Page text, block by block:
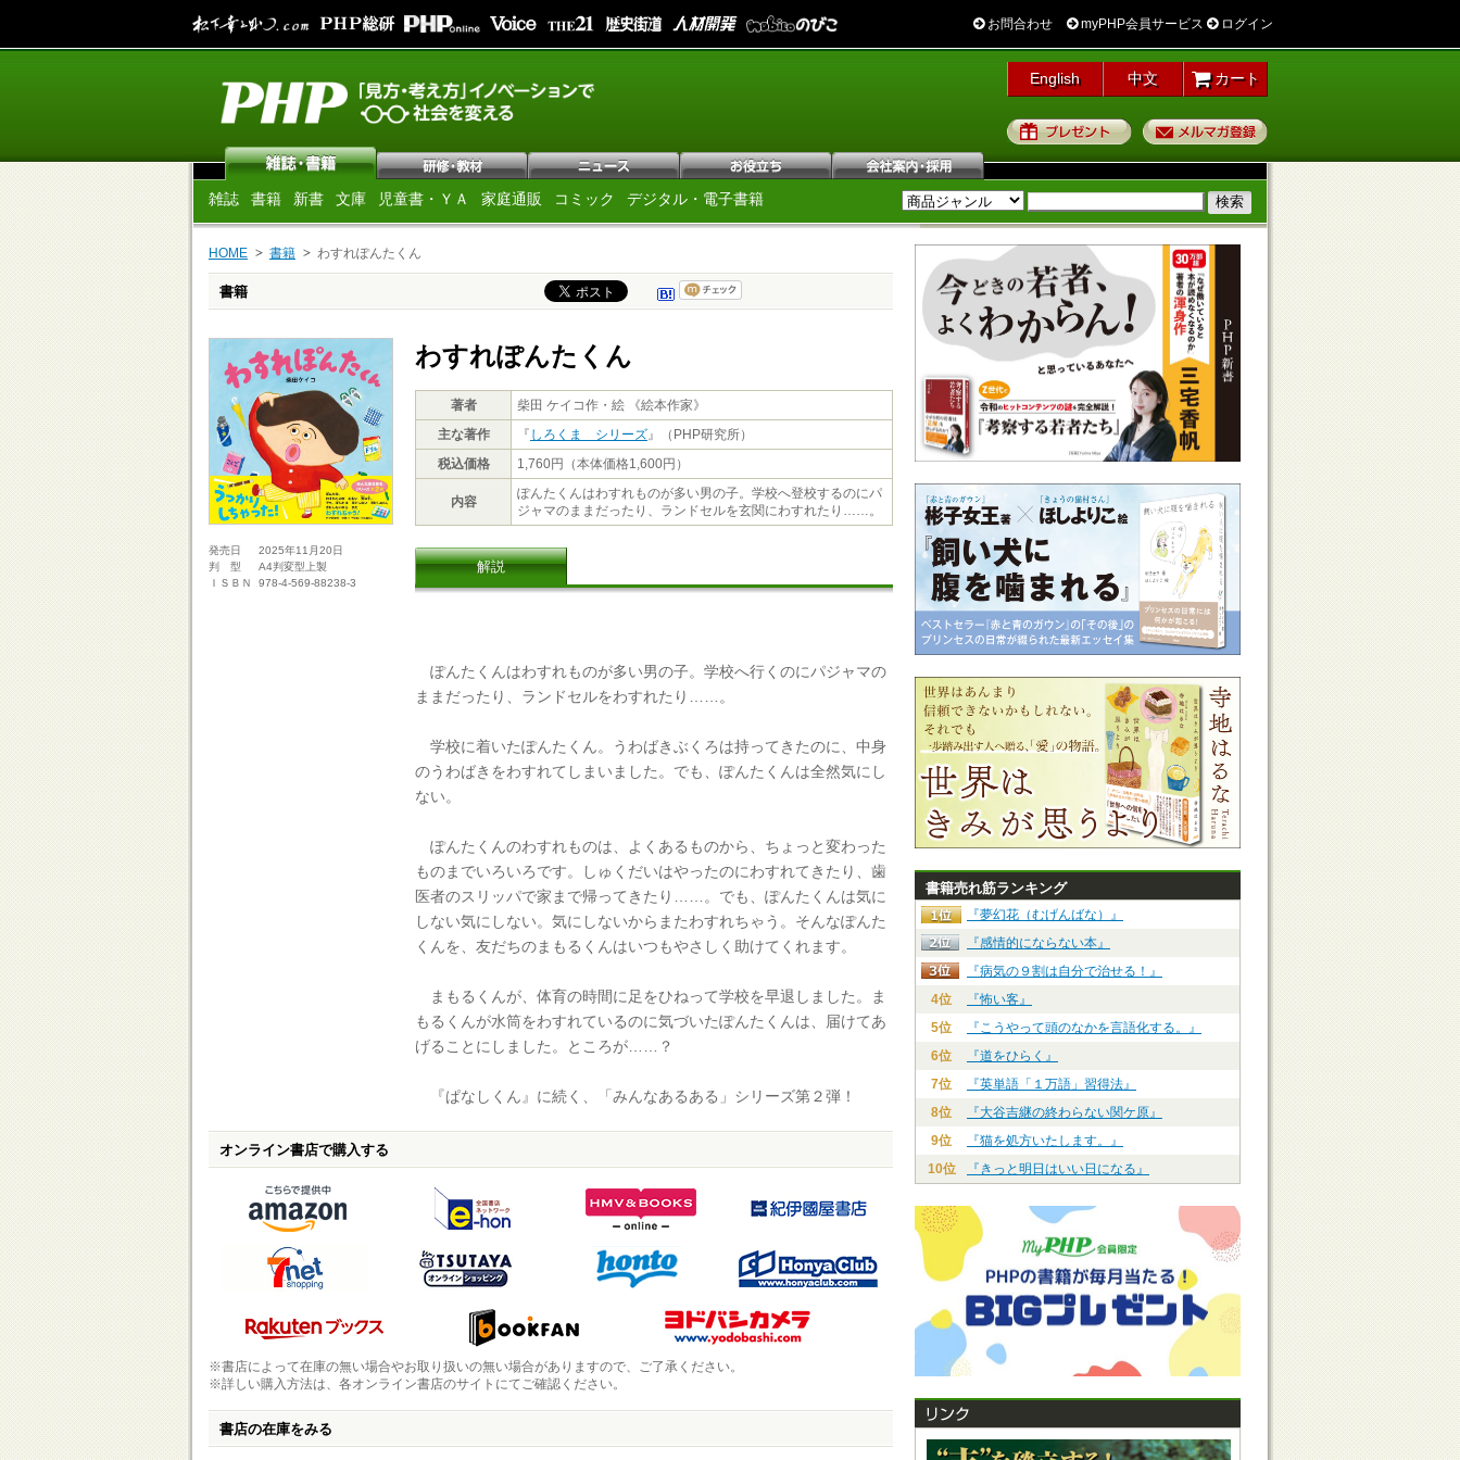
お問合わせ myPHP会員サービス ログイン
English 中文 カート
プレゼント
雑誌 書籍 新書 文庫 児童書・ＹＡ 家庭通販 コミック デジタル・電子書籍
HOME 書籍 わすれぽんたくん
書籍
発売日
2025年11月20日
判 型
A4判変型上製
ＩＳＢＮ
978-4-569-88238-3
わすれぽんたくん
著者
柴田 ケイコ作・絵 《絵本作家》
主な著作
『 しろくま シリーズ』（PHP研究所）
税込価格
1,760円（本体価格1,600円）
内容
ぽんたくんはわすれものが多い男の子。学校へ登校するのにパ
ジャマのままだったり、ランドセルを玄関にわすれたり……。
解説
ぽんたくんはわすれものが多い男の子。学校へ行くのにパジャマの
ままだったり、ランドセルをわすれたり……。
学校に着いたぽんたくん。うわばきぶくろは持ってきたのに、中身
のうわばきをわすれてしまいました。でも、ぽんたくんは全然気にし
ない。
ぽんたくんのわすれものは、よくあるものから、ちょっと変わった
ものまでいろいろです。しゅくだいはやったのにわすれてきたり、歯
医者のスリッパで家まで帰ってきたり……。でも、ぽんたくんは気に
しない気にしない。気にしないからまたわすれちゃう。そんなぽんた
くんを、友だちのまもるくんはいつもやさしく助けてくれます。
まもるくんが、体育の時間に足をひねって学校を早退しました。ま
もるくんが水筒をわすれているのに気づいたぽんたくんは、届けてあ
げることにしました。ところが……？
『ぱなしくん』に続く、「みんなあるある」シリーズ第２弾！
オンライン書店で購入する
※書店によって在庫の無い場合やお取り扱いの無い場合がありますので、ご了承ください。
※詳しい購入方法は、各オンライン書店のサイトにてご確認ください。
書店の在庫をみる
書籍売れ筋ランキング
『夢幻花（むげんばな）』
『感情的にならない本』
『病気の９割は自分で治せる！』
4位
『怖い客』
5位
『こうやって頭のなかを言語化する。』
6位
『道をひらく』
7位
『英単語「１万語」習得法』
8位
『大谷吉継の終わらない関ケ原』
9位
『猫を処方いたします。』
10位
『きっと明日はいい日になる』